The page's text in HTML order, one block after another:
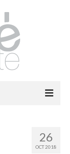
26
OCT 2018